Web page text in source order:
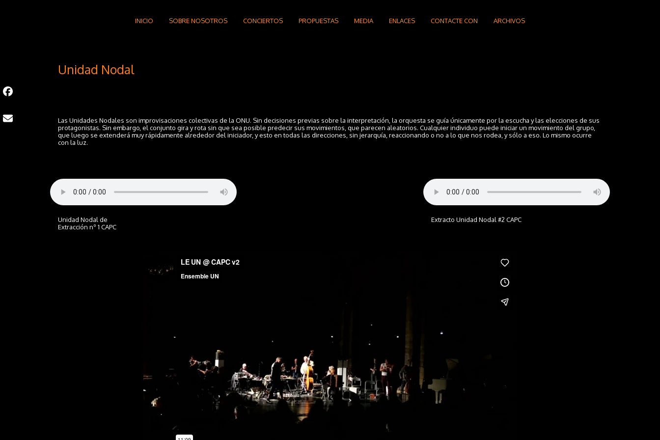
INICIO SOBRE NOSOTROS CONCIERTOS PROPUESTAS MEDIA ENLACES CONTACTE CON ARCHIVOS
Unidad Nodal
Las Unidades Nodales son improvisaciones colectivas de la ONU. Sin decisiones previas sobre la interpretación, la orquesta se guía únicamente por la escucha y las elecciones de sus
protagonistas. Sin embargo, el conjunto gira y rota sin que sea posible predecir sus movimientos, que parecen aleatorios. Cualquier individuo puede iniciar un movimiento del grupo,
que luego se extenderá muy rápidamente alrededor del iniciador, y esto en todas las direcciones, sin jerarquía, reaccionando o no a lo que nos rodea, y sólo a eso. Lo mismo ocurre
con la luz.
Unidad Nodal de
Extracción nº 1 CAPC
Extracto Unidad Nodal #2 CAPC